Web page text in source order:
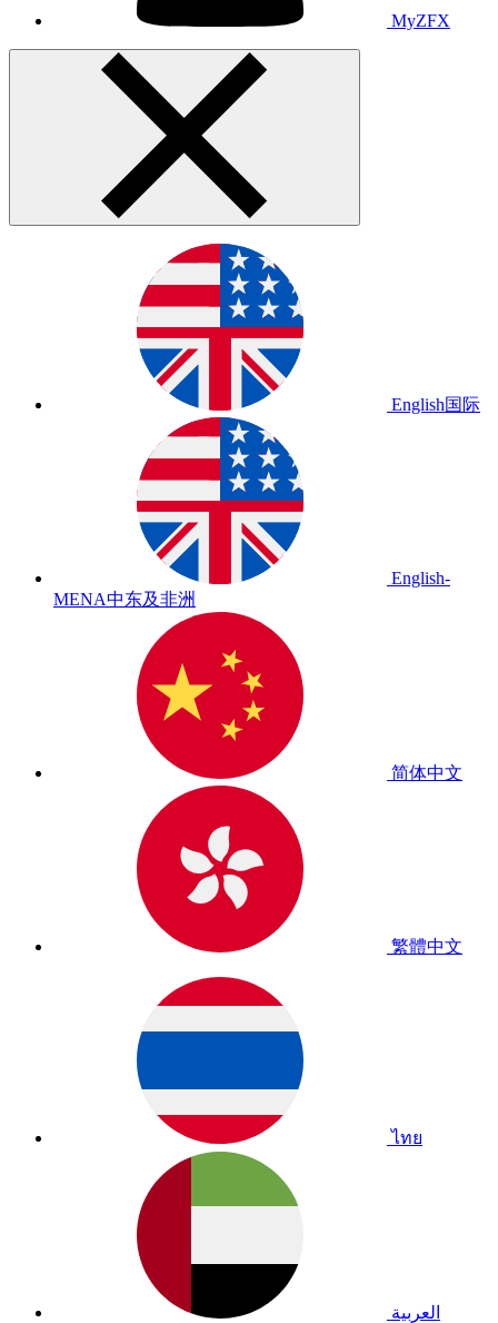
MyZFX
English国际
English-
MENA中东及非洲
简体中文
繁體中文
ไทย
العربية